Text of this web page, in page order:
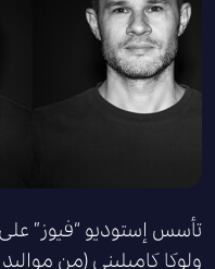
تأسس إستوديو “فيوز” على